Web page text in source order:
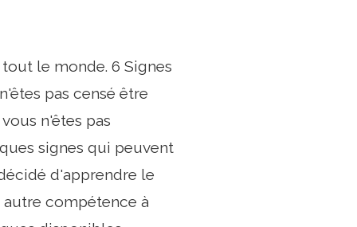
le monde. 6 Signes
pas censé être
n'êtes pas
signes qui peuvent
d'apprendre le
compétence à